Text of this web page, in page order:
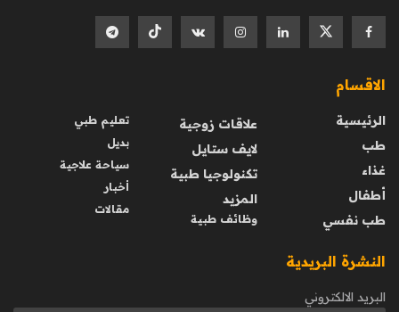
الاقسام
الرئيسية
طب
غذاء
أطفال
طب نفسي
علاقات زوجية
لايف ستايل
تكنولوجيا طبية
المزيد
وظائف طبية
تعليم طبي
بديل
سياحة علاجية
أخبار
مقالات
النشرة البريدية
البريد الالكتروني